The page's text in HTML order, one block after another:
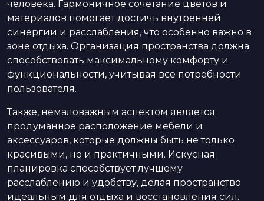
человека. Гармоничное сочетание цветов и
материалов помогает достичь внутренней
синергии и расслабления, что особенно важно в
зоне отдыха. Организация пространства должна
способствовать максимальному комфорту и
функциональности, учитывая все потребности
пользователя.
Также, немаловажным аспектом является
продуманное расположение мебели и
аксессуаров, которые должны быть не только
красивыми, но и практичными. Искусная
планировка способствует лучшему
расслаблению и удобству, делая пространство
идеальным для отдыха и восстановления сил.